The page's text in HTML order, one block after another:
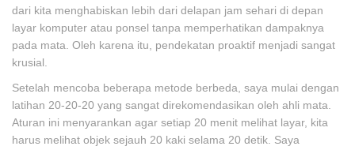
dari kita menghabiskan lebih dari delapan jam sehari di depan
layar komputer atau ponsel tanpa memperhatikan dampaknya
pada mata. Oleh karena itu, pendekatan proaktif menjadi sangat
krusial.
Setelah mencoba beberapa metode berbeda, saya mulai dengan
latihan 20-20-20 yang sangat direkomendasikan oleh ahli mata.
Aturan ini menyarankan agar setiap 20 menit melihat layar, kita
harus melihat objek sejauh 20 kaki selama 20 detik. Saya